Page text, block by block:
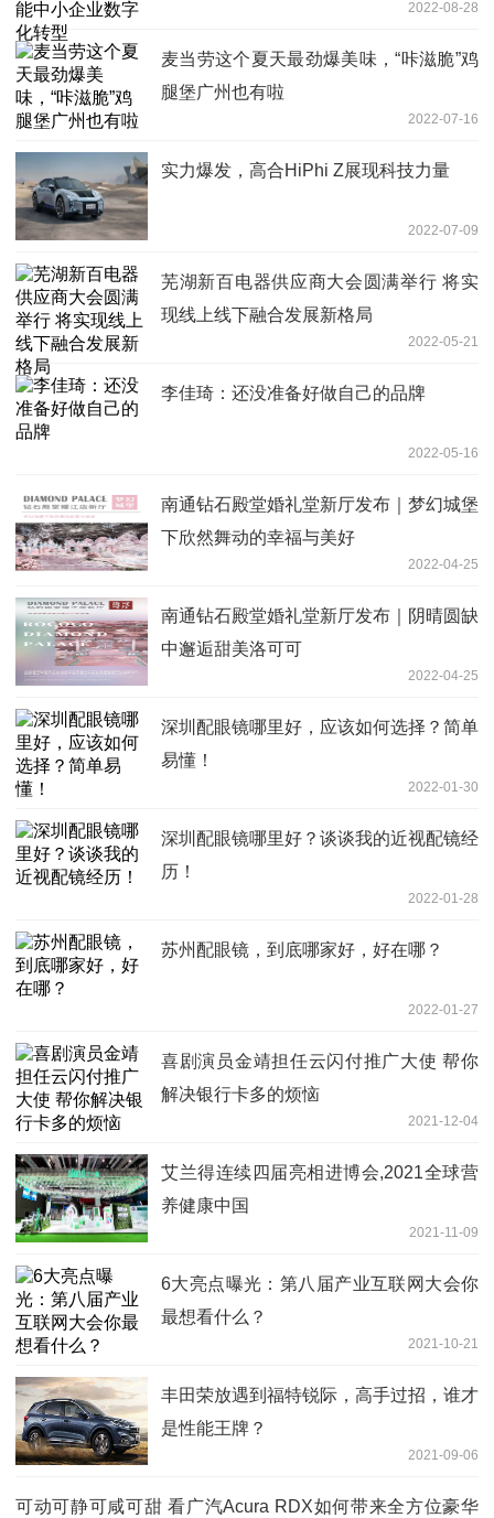
2022-08-28
麦当劳这个夏天最劲爆美味，“咔滋脆”鸡
腿堡广州也有啦
2022-07-16
实力爆发，高合HiPhi Z展现科技力量
2022-07-09
芜湖新百电器供应商大会圆满举行 将实
现线上线下融合发展新格局
2022-05-21
李佳琦：还没准备好做自己的品牌
2022-05-16
南通钻石殿堂婚礼堂新厅发布｜梦幻城堡
下欣然舞动的幸福与美好
2022-04-25
南通钻石殿堂婚礼堂新厅发布｜阴晴圆缺
中邂逅甜美洛可可
2022-04-25
深圳配眼镜哪里好，应该如何选择？简单
易懂！
2022-01-30
深圳配眼镜哪里好？谈谈我的近视配镜经
历！
2022-01-28
苏州配眼镜，到底哪家好，好在哪？
2022-01-27
喜剧演员金靖担任云闪付推广大使 帮你
解决银行卡多的烦恼
2021-12-04
艾兰得连续四届亮相进博会,2021全球营
养健康中国
2021-11-09
6大亮点曝光：第八届产业互联网大会你
最想看什么？
2021-10-21
丰田荣放遇到福特锐际，高手过招，谁才
是性能王牌？
2021-09-06
可动可静可咸可甜 看广汽Acura RDX如何带来全方位豪华